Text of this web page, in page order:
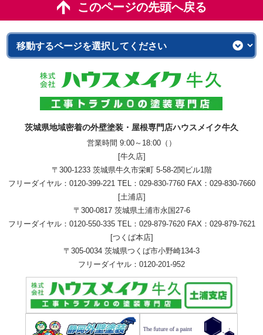
このページの先頭へ戻る
茨城県地域密着の外壁塗装・屋根専門店ハウスメイク牛久
営業時間 9:00～18:00（）
[牛久店]
〒300-1233 茨城県牛久市栄町 5-58-2関ビル1階
フリーダイヤル： 0120-399-221TEL： 029-830-7760FAX：029-830-7660
[土浦店]
〒300-0817 茨城県土浦市永国27-6
フリーダイヤル： 0120-550-335TEL： 029-879-7620FAX：029-879-7621
[つくば本店]
〒305-0034 茨城県つくば市小野崎134-3
フリーダイヤル： 0120-201-952